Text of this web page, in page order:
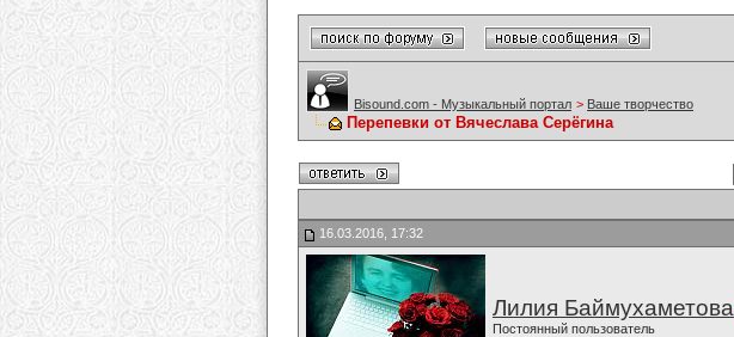
Bisound.com - Музыкальный портал > Ваше творчество
Перепевки от Вячеслава Серёгина
16.03.2016, 17:32
Лилия Баймухаметова
Постоянный пользователь